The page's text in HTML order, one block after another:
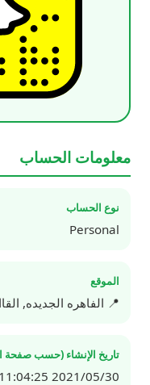
معلومات الحساب
نوع الحساب
Personal
الموقع
📍 الفاهره الجديده,
تاريخ الإنشاء (حسب صفحة
2021/05/30 11:04:25